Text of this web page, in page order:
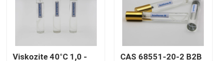
İzoparafin Sıvısı
Viskozite 40°C 1,0 - CAS 68551-20-2 B2B